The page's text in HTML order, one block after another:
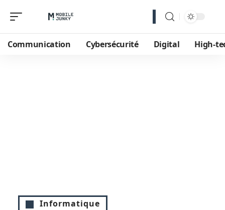
Communication Cybersécurité Digital High-
Informatique